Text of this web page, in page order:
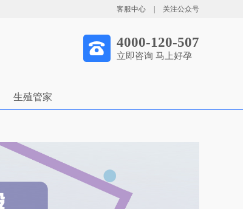
客服中心 | 关注公众号
4000-120-507
立即咨询 马上好孕
生殖管家